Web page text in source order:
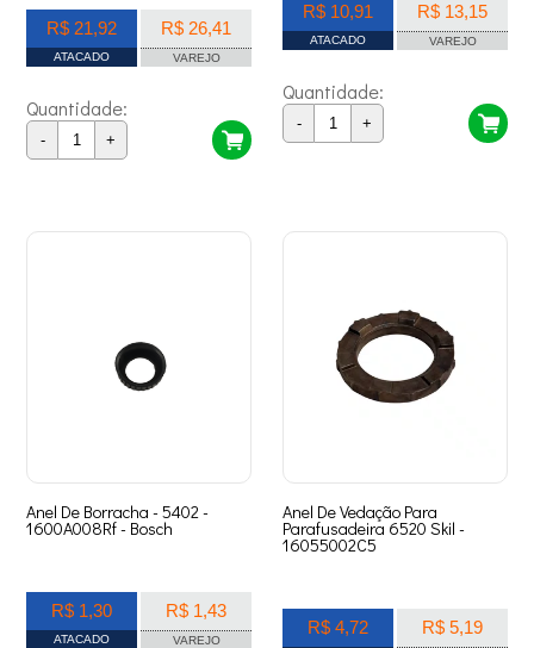
R$ 21,92
ATACADO
R$ 26,41
VAREJO
Quantidade:
- +
R$ 10,91
ATACADO
R$ 13,15
VAREJO
Quantidade:
- +
Anel De Borracha - 5402 -
1600A008Rf - Bosch
R$ 1,30
ATACADO
R$ 1,43
VAREJO
Anel De Vedação Para
Parafusadeira 6520 Skil -
16055002C5
R$ 4,72 R$ 5,19